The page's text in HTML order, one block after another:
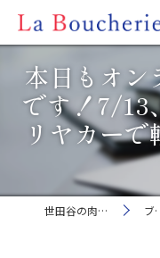
本日もオン
です！7/13
リヤカー
世田谷の肉屋ならLa Boucherie Louis ブログ